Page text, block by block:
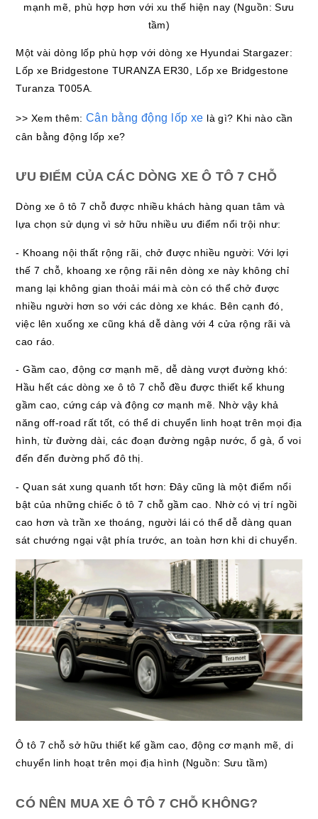
mạnh mẽ, phù hợp hơn với xu thế hiện nay (Nguồn: Sưu
tầm)
Một vài dòng lốp phù hợp với dòng xe Hyundai Stargazer:
Lốp xe Bridgestone TURANZA ER30, Lốp xe Bridgestone
Turanza T005A.
>> Xem thêm:Cân bằng động lốp xe là gì? Khi nào cần
cân bằng động lốp xe?
ƯU ĐIỂM CỦA CÁC DÒNG XE Ô TÔ 7 CHỖ
Dòng xe ô tô 7 chỗ được nhiều khách hàng quan tâm và
lựa chọn sử dụng vì sở hữu nhiều ưu điểm nổi trội như:
- Khoang nội thất rộng rãi, chở được nhiều người: Với lợi
thế 7 chỗ, khoang xe rộng rãi nên dòng xe này không chỉ
mang lại không gian thoải mái mà còn có thể chở được
nhiều người hơn so với các dòng xe khác. Bên cạnh đó,
việc lên xuống xe cũng khá dễ dàng với 4 cửa rộng rãi và
cao ráo.
- Gầm cao, động cơ mạnh mẽ, dễ dàng vượt đường khó:
Hầu hết các dòng xe ô tô 7 chỗ đều được thiết kế khung
gầm cao, cứng cáp và động cơ mạnh mẽ. Nhờ vậy khả
năng off-road rất tốt, có thể di chuyển linh hoạt trên mọi địa
hình, từ đường dài, các đoạn đường ngập nước, ổ gà, ổ voi
đến đến đường phố đô thị.
- Quan sát xung quanh tốt hơn: Đây cũng là một điểm nổi
bật của những chiếc ô tô 7 chỗ gầm cao. Nhờ có vị trí ngồi
cao hơn và trần xe thoáng, người lái có thể dễ dàng quan
sát chướng ngại vật phía trước, an toàn hơn khi di chuyển.
Ô tô 7 chỗ sở hữu thiết kế gầm cao, động cơ mạnh mẽ, di
chuyển linh hoạt trên mọi địa hình (Nguồn: Sưu tầm)
CÓ NÊN MUA XE Ô TÔ 7 CHỖ KHÔNG?